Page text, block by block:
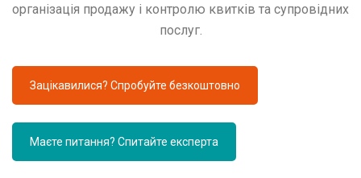
організація продажу і контролю квитків та супровідних
послуг.
Зацікавилися? Спробуйте безкоштовно
Маєте питання? Спитайте експерта